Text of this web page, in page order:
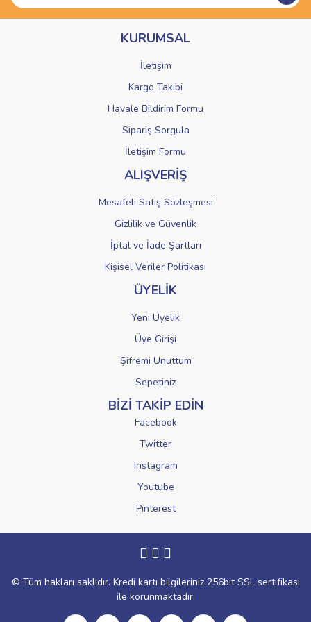
Ürün bilgilerinde hatalar bulunuyor.
Ürün fiyatı diğer sitelerden daha pahalı.
Gönder
KURUMSAL
İletişim
Kargo Takibi
Havale Bildirim Formu
Sipariş Sorgula
İletişim Formu
ALIŞVERİŞ
Mesafeli Satış Sözleşmesi
Gizlilik ve Güvenlik
İptal ve İade Şartları
Kişisel Veriler Politikası
ÜYELİK
Yeni Üyelik
Üye Girişi
Şifremi Unuttum
Sepetiniz
BİZİ TAKİP EDİN
Facebook
Twitter
Instagram
Youtube
Pinterest
© Tüm hakları saklıdır. Kredi kartı bilgileriniz 256bit SSL sertifikası
ile korunmaktadır.